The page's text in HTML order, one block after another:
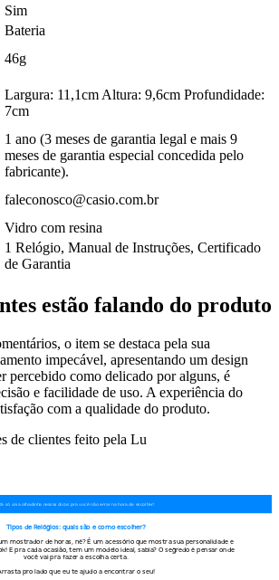
Sim
Bateria
46g
Largura: 11,1cm Altura: 9,6cm Profundidade:
7cm
1 ano (3 meses de garantia legal e mais 9
meses de garantia especial concedida pelo
fabricante).
faleconosco@casio.com.br
Vidro com resina
1 Relógio, Manual de Instruções, Certificado
de Garantia
estão falando do produto
o item se destaca pela sua
impecável, apresentando um design
percebido como delicado por alguns, é
e facilidade de uso. A experiência do
com a qualidade do produto.
de clientes feito pela Lu